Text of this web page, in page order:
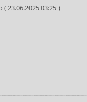
23.06.2025 03:25 )